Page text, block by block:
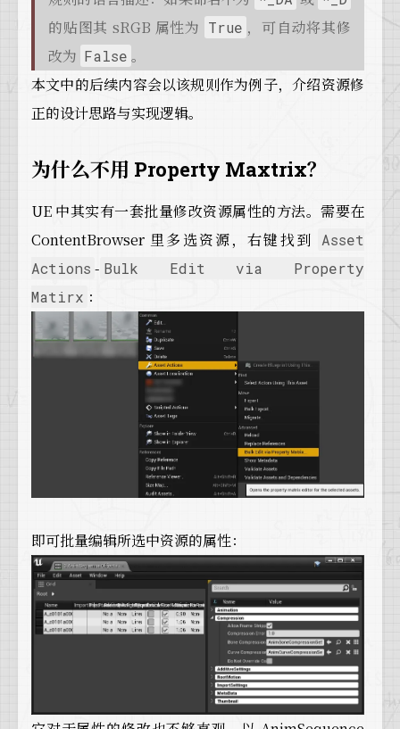
的贴图其 sRGB 属性为 True ，可自动将其修
改为 False 。
本文中的后续内容会以该规则作为例子，介绍资源修
正的设计思路与实现逻辑。
为什么不用 Property Maxtrix？
UE 中其实有一套批量修改资源属性的方法。需要在
ContentBrowser 里多选资源，右键找到
Asset
Actions - Bulk Edit via Property
Matirx ：
即可批量编辑所选中资源的属性：